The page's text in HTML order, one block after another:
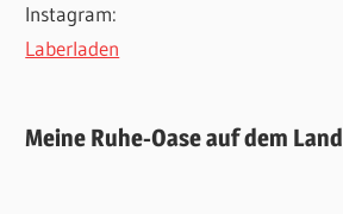
Instagram:
Laberladen
Meine Ruhe-Oase auf dem Land